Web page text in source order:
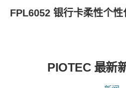
FPL6052 银行卡柔性个性
PIOTEC 最新